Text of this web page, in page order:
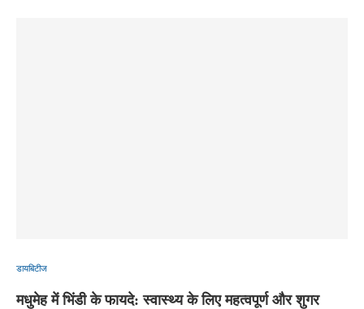
डायबिटीज
मधुमेह में भिंडी के फायदे: स्वास्थ्य के लिए महत्वपूर्ण और शुगर